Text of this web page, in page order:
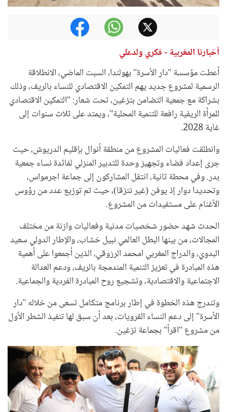
أخبارنا المغربية - فكري ولدعلي
أعطت مؤسسة "دار الأسرة" بهولندا، السبت الماضي، الانطلاقة
الرسمية لمشروع جديد يهم التمكين الاقتصادي للنساء بالريف، وذلك
بشراكة مع جمعية التضامن بتزغين، تحت شعار: "التمكين الاقتصادي
للمرأة الريفية رافعة للتنمية المحلية"، ويمتد على ثلاث سنوات إلى
غاية 2028.
وانطلقت فعاليات المشروع من منطقة أنوال بإقليم الدريوش، حيث
جرى إعداد فضاء وتجهيز وحدة للتدبير المنزلي لفائدة نساء جمعية
بدر. وفي محطة ثانية، انتقل المشاركون إلى جماعة اجرمواس،
وتحديدا دوار إذ يوفن (غير نتزقا)، حيث تم توزيع عدد من رؤوس
الأغنام على مستفيدات من المشروع.
الحدث شهد حضور شخصيات مدنية وفعاليات وازنة من مختلف
المجالات، من بينها البطل العالمي نبيل خشاب، والإطار الدولي سعيد
البدوي، والدراج المغربي امحمد الرزوقي، الذين أجمعوا على أهمية
هذه المبادرة في تعزيز التنمية المندمجة بالريف، ودعم العدالة
الاجتماعية والاقتصادية، وتشجيع روح المبادرة الفردية والجماعية.
وتندرج هذه الخطوة في إطار برنامج متكامل تسعى من خلاله "دار
الأسرة" إلى دعم النساء القرويات، بعد أن سبق لها تنفيذ الشطر الأول
من مشروع "اقرأ" بجماعة تزغين.